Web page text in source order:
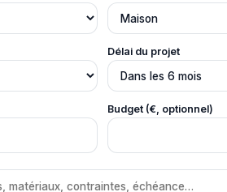
Délai du projet
Budget (€, optionnel)